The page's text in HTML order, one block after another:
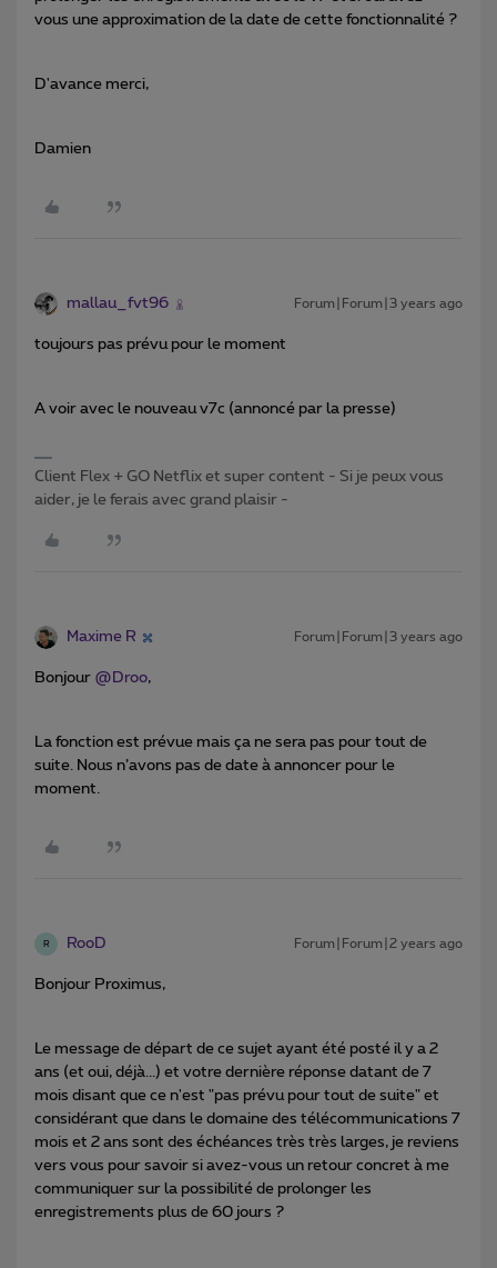
vous une approximation de la date de cette fonctionnalité ?
D'avance merci,
Damien
mallau_fvt96 Forum|Forum|3 years ago
toujours pas prévu pour le moment
A voir avec le nouveau v7c (annoncé par la presse)
Client Flex + GO Netflix et super content - Si je peux vous
aider, je le ferais avec grand plaisir -
Maxime R Forum|Forum|3 years ago
Bonjour @Droo,
La fonction est prévue mais ça ne sera pas pour tout de
suite. Nous n’avons pas de date à annoncer pour le
moment.
R RooD Forum|Forum|2 years ago
Bonjour Proximus,
Le message de départ de ce sujet ayant été posté il y a 2
ans (et oui, déjà...) et votre dernière réponse datant de 7
mois disant que ce n'est "pas prévu pour tout de suite" et
considérant que dans le domaine des télécommunications 7
mois et 2 ans sont des échéances très très larges, je reviens
vers vous pour savoir si avez-vous un retour concret à me
communiquer sur la possibilité de prolonger les
enregistrements plus de 60 jours ?